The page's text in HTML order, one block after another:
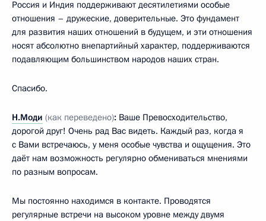
Россия и Индия поддерживают десятилетиями особые
отношения – дружеские, доверительные. Это фундамент
для развития наших отношений в будущем, и эти отношения
носят абсолютно внепартийный характер, поддерживаются
подавляющим большинством народов наших стран.
Спасибо.
Н.Моди (как переведено): Ваше Превосходительство,
дорогой друг! Очень рад Вас видеть. Каждый раз, когда я
с Вами встречаюсь, у меня особые чувства и ощущения. Это
даёт нам возможность регулярно обмениваться мнениями
по разным вопросам.
Мы постоянно находимся в контакте. Проводятся
регулярные встречи на высоком уровне между двумя